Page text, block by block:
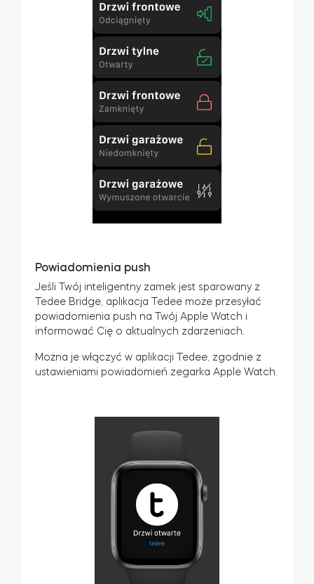
Powiadomienia push
Jeśli Twój inteligentny zamek jest sparowany z
Tedee Bridge, aplikacja Tedee może przesyłać
powiadomienia push na Twój Apple Watch i
informować Cię o aktualnych zdarzeniach.
Można je włączyć w aplikacji Tedee, zgodnie z
ustawieniami powiadomień zegarka Apple Watch.